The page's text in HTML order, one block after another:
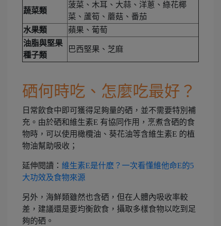
蔬菜類
菠菜、木耳、大蒜、洋蔥、綠花椰
菜、蘆筍、蘑菇、番茄
水果類
蘋果、葡萄
油脂與堅果
種子類
巴西堅果、芝麻
硒何時吃、怎麼吃最好？
日常飲食中即可獲得足夠量的硒，並不需要特別補
充。由於硒和維生素E 有協同作用，烹煮含硒的食
物時，可以使用橄欖油、葵花油等含維生素E 的植
物油幫助吸收；
延伸閱讀： 維生素E是什麽？一次看懂維他命E的5
大功效及食物來源
另外，海鮮類雖然也含硒，但在人體內吸收率較
差，建議還是要均衡飲食，攝取多樣食物以吃到足
夠的硒。